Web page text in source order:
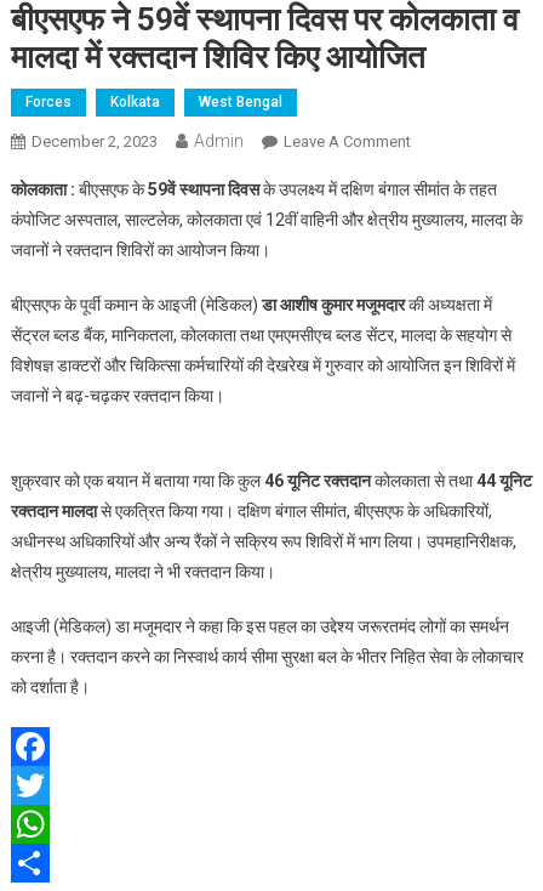
बीएसएफ ने 59वें स्थापना दिवस पर कोलकाता व
मालदा में रक्तदान शिविर किए आयोजित
Forces Kolkata West Bengal
December 2, 2023 Admin Leave A CommentOn
ने
59वें
पर
कोलकाता
व
शिविर
किए
कोलकाता : बीएसएफ के59वें स्थापना दिवसके उपलक्ष्य में दक्षिण बंगाल सीमांत के तहत
कंपोजिट अस्पताल, साल्टलेक, कोलकाता एवं 12वीं वाहिनी और क्षेत्रीय मुख्यालय, मालदा के
जवानों ने रक्तदान शिविरों का आयोजन किया।
बीएसएफ के पूर्वी कमान के आइजी (मेडिकल)डा आशीष कुमार मजूमदारकी अध्यक्षता में
सेंट्रल ब्लड बैंक, मानिकतला, कोलकाता तथा एमएमसीएच ब्लड सेंटर, मालदा के सहयोग से
विशेषज्ञ डाक्टरों और चिकित्सा कर्मचारियों की देखरेख में गुरुवार को आयोजित इन शिविरों में
जवानों ने बढ़-चढ़कर रक्तदान किया।
शुक्रवार को एक बयान में बताया गया कि कुल46 यूनिट रक्तदानकोलकाता से तथा44 यूनिट
रक्तदान मालदासे एकत्रित किया गया। दक्षिण बंगाल सीमांत, बीएसएफ के अधिकारियों,
अधीनस्थ अधिकारियों और अन्य रैंकों ने सक्रिय रूप शिविरों में भाग लिया। उपमहानिरीक्षक,
क्षेत्रीय मुख्यालय, मालदा ने भी रक्तदान किया।
आइजी (मेडिकल) डा मजूमदार ने कहा कि इस पहल का उद्देश्य जरूरतमंद लोगों का समर्थन
करना है। रक्तदान करने का निस्वार्थ कार्य सीमा सुरक्षा बल के भीतर निहित सेवा के लोकाचार
को दर्शाता है।
Facebook
Twitter
WhatsApp